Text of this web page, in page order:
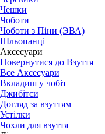
Чешки
Чоботи
Чоботи з Піни (ЭВА)
Шльопанці
Аксесуари
Повернутися до Взуття
Все Аксесуари
Вкладиш у чобіт
Джибітси
Догляд за взуттям
Устілки
Чохли для взуття